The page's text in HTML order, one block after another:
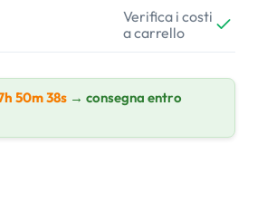
Verifica i costi
a carrello
50m 38s → consegna entro